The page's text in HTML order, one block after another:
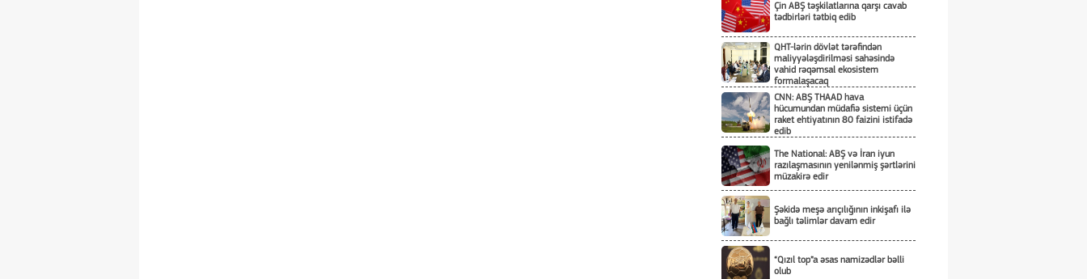
Çin ABŞ təşkilatlarına qarşı cavab
tədbirləri tətbiq edib
QHT-lərin dövlət tərəfindən
maliyyələşdirilməsi sahəsində
vahid rəqəmsal ekosistem
formalaşacaq
CNN: ABŞ THAAD hava
hücumundan müdafiə sistemi üçün
raket ehtiyatının 80 faizini istifadə
edib
The National: ABŞ və İran iyun
razılaşmasının yenilənmiş şərtlərini
müzakirə edir
Şəkidə meşə arıçılığının inkişafı ilə
bağlı təlimlər davam edir
“Qızıl top”a əsas namizədlər bəlli
olub